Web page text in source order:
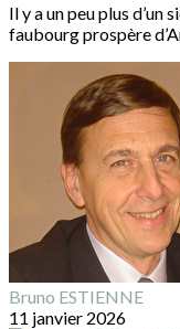
Il y a un peu plus
faubourg prospère
Bruno ESTIENNE
11 janvier 2026